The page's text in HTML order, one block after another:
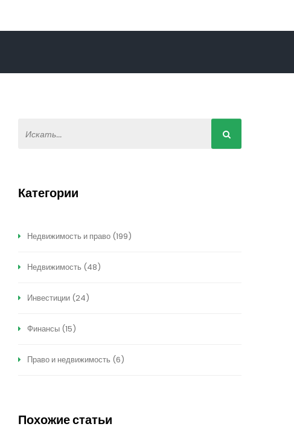
Категории
Недвижимость и право (199)
Недвижимость (48)
Инвестиции (24)
Финансы (15)
Право и недвижимость (6)
Похожие статьи